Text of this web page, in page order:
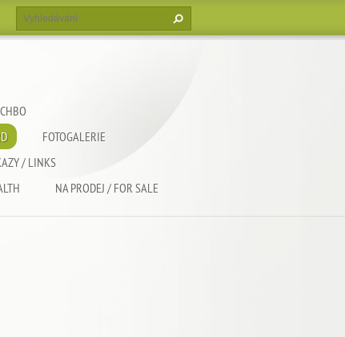
FOTOGALERIE
/ LINKS
NA PRODEJ / FOR SALE